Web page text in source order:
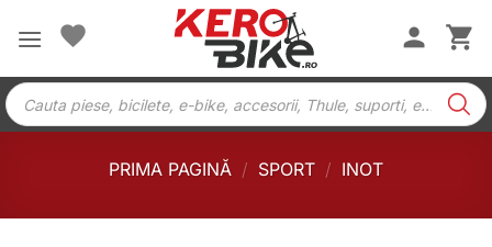
Products
search
PRIMA PAGINĂ / SPORT / INOT